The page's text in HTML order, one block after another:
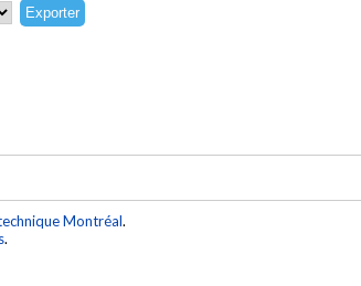
Montréal.
.